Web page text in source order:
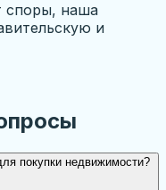
споры, наша
и
покупки недвижимости?